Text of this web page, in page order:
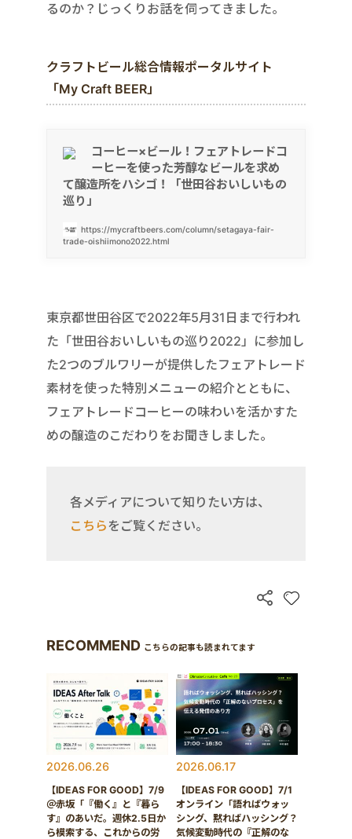
るのか？じっくりお話を伺ってきました。
クラフトビール総合情報ポータルサイト
「My Craft BEER」
コーヒー×ビール！フェアトレードコ
ーヒーを使った芳醇なビールを求め
て醸造所をハシゴ！「世田谷おいしいもの
巡り」
https://mycraftbeers.com/column/setagaya-fair-
trade-oishiimono2022.html
東京都世田谷区で2022年5月31日まで行われ
た「世田谷おいしいもの巡り2022」に参加し
た2つのブルワリーが提供したフェアトレード
素材を使った特別メニューの紹介とともに、
フェアトレードコーヒーの味わいを活かすた
めの醸造のこだわりをお聞きしました。
各メディアについて知りたい方は、
こちら をご覧ください。
RECOMMEND こちらの記事も読まれてます
2026.06.26
【IDEAS FOR GOOD】7/9
＠赤坂「『働く』と『暮ら
す』のあいだ。週休2.5日か
ら模索する、これからの労
2026.06.17
【IDEAS FOR GOOD】7/1
オンライン「語ればウォッ
シング、黙ればハッシング？
気候変動時代の『正解のな